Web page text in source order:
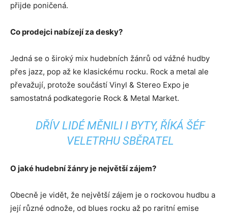
přijde poničená.
Co prodejci nabízejí za desky?
Jedná se o široký mix hudebních žánrů od vážné hudby
přes jazz, pop až ke klasickému rocku. Rock a metal ale
převažují, protože součástí Vinyl & Stereo Expo je
samostatná podkategorie Rock & Metal Market.
DŘÍV LIDÉ MĚNILI I BYTY, ŘÍKÁ ŠÉF
VELETRHU SBĚRATEL
O jaké hudební žánry je největší zájem?
Obecně je vidět, že největší zájem je o rockovou hudbu a
její různé odnože, od blues rocku až po raritní emise